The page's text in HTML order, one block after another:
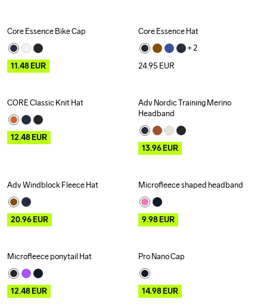
Outlet
Core Essence Bike Cap
11.48EUR
Core Essence Hat
+ 2
24.95 EUR
Outlet
CORE Classic Knit Hat
12.48EUR
Outlet
Adv Nordic Training Merino
Headband
13.96EUR
Outlet
Adv Windblock Fleece Hat
20.96EUR
Outlet
Microfleece shaped headband
9.98EUR
Outlet
Microfleece ponytail Hat
12.48EUR
Outlet
Pro Nano Cap
14.98EUR